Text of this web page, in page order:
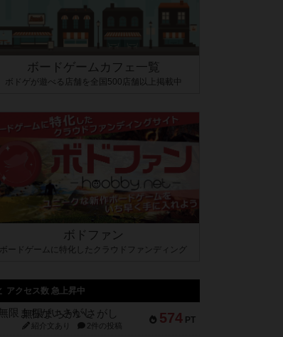
ボードゲームカフェ一覧
ボドゲが遊べる店舗を全国500店舗以上掲載中
ボドファン
ボードゲームに特化したクラウドファンディング
アクセス数 急上昇中
574 PT
無限まちがいさがし
紹介文あり 2件の投稿